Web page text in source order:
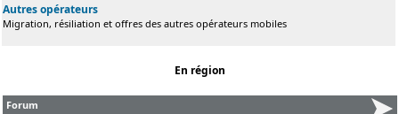
Autres opérateurs
Migration, résiliation et offres des autres opérateurs mobiles
En région
Forum